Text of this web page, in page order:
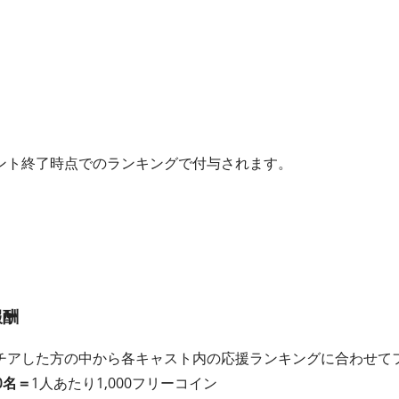
終了時点でのランキングで付与されます。
した方の中から各キャスト内の応援ランキングに合わせ
＝1人あたり1,000フリーコイン